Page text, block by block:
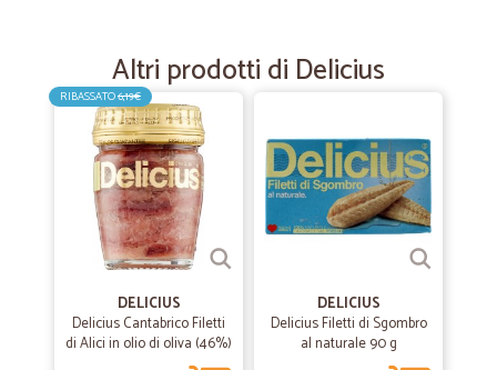
Tutto perfetto e puntuale .perfetto…
Tutto perfetto e puntuale .perfetto anche il confezionamento ed
imballaggio
08/06/2020
—Serena B.
Ottimo servizio
Ottimo servizio
31/05/2020
—Lucia S.
molto soddisfatta
Altri prodotti di Delicius
RIBASSATO6,19€
DELICIUS
Delicius Cantabrico Filetti
di Alici in olio di oliva (46%)
DELICIUS
Delicius Filetti di Sgombro
al naturale 90 g